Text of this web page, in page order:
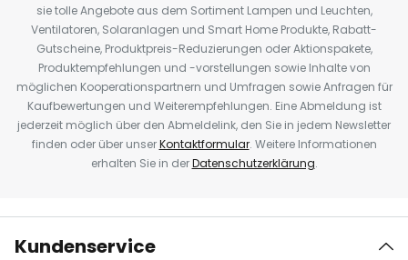
sie tolle Angebote aus dem Sortiment Lampen und Leuchten,
Ventilatoren, Solaranlagen und Smart Home Produkte, Rabatt-
Gutscheine, Produktpreis-Reduzierungen oder Aktionspakete,
Produktempfehlungen und -vorstellungen sowie Inhalte von
möglichen Kooperationspartnern und Umfragen sowie Anfragen für
Kaufbewertungen und Weiterempfehlungen. Eine Abmeldung ist
jederzeit möglich über den Abmeldelink, den Sie in jedem Newsletter
finden oder über unserKontaktformular. Weitere Informationen
erhalten Sie in derDatenschutzerklärung.
Kundenservice